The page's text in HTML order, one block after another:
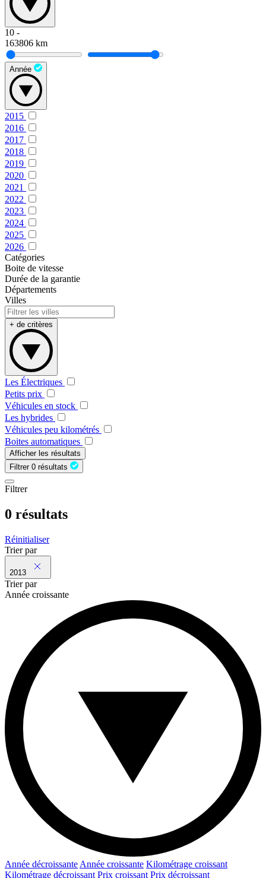
10 -
163806 km
Année
2015
2016
2017
2018
2019
2020
2021
2022
2023
2024
2025
2026
Catégories
Boite de vitesse
Durée de la garantie
Départements
Villes
+ de critères
Les Électriques
Petits prix
Véhicules en stock
Les hybrides
Véhicules peu kilométrés
Boites automatiques
Afficher les résultats
Filtrer 0 résultats
Filtrer
0 résultats
Réinitialiser
Trier par
2013
Trier par
Année croissante
Année décroissante Année croissante Kilométrage croissant
Kilométrage décroissant Prix croissant Prix décroissant